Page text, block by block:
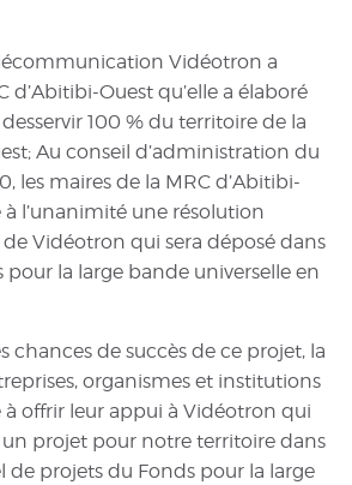
Vidéotron a
d’Abitibi-Ouest qu’elle a élaboré
100 % du territoire de la
Au conseil d’administration du
les maires de la MRC d’Abitibi-
l’unanimité une résolution
Vidéotron qui sera déposé dans
pour la large bande universelle en
chances de succès de ce projet, la
organismes et institutions
offrir leur appui à Vidéotron qui
projet pour notre territoire dans
de projets du Fonds pour la large